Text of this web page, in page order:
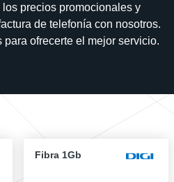
precios promocionales y
de telefonía con nosotros.
ofrecerte el mejor servicio.
Fibra 1Gb